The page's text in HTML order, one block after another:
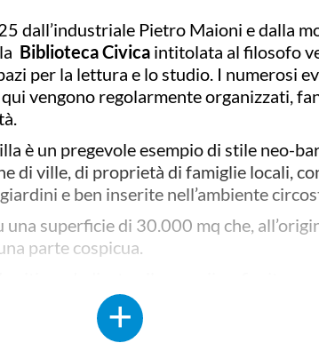
dall’industriale Pietro Maioni e dalla
Biblioteca Civica intitolata al filosofo
per la lettura e lo studio. I numerosi
vengono regolarmente organizzati,
è un pregevole esempio di stile neo-
di ville, di proprietà di famiglie locali,
e ben inserite nell’ambiente
superficie di 30.000 mq che,
parte cospicua.
Camellia hiemalis, Camellia vernalis
Fiori Tipici del Lago